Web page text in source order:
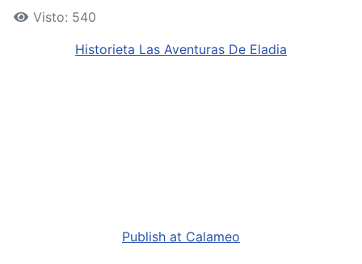
Visto: 540
Historieta Las Aventuras De Eladia
Publish at Calameo